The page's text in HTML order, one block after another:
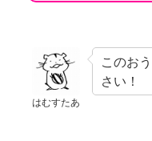
はむすたあ
このお
さい！